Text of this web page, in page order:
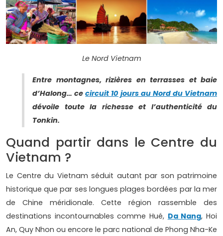
Le Nord Vietnam
Entre montagnes, rizières en terrasses et baie
d’Halong… cecircuit 10 jours au Nord du Vietnam
dévoile toute la richesse et l’authenticité du
Tonkin.
Quand partir dans le Centre du
Vietnam ?
Le Centre du Vietnam séduit autant par son patrimoine
historique que par ses longues plages bordées par la mer
de Chine méridionale. Cette région rassemble des
destinations incontournables comme Hué, Da Nang, Hoi
An, Quy Nhon ou encore le parc national de Phong Nha-Ke